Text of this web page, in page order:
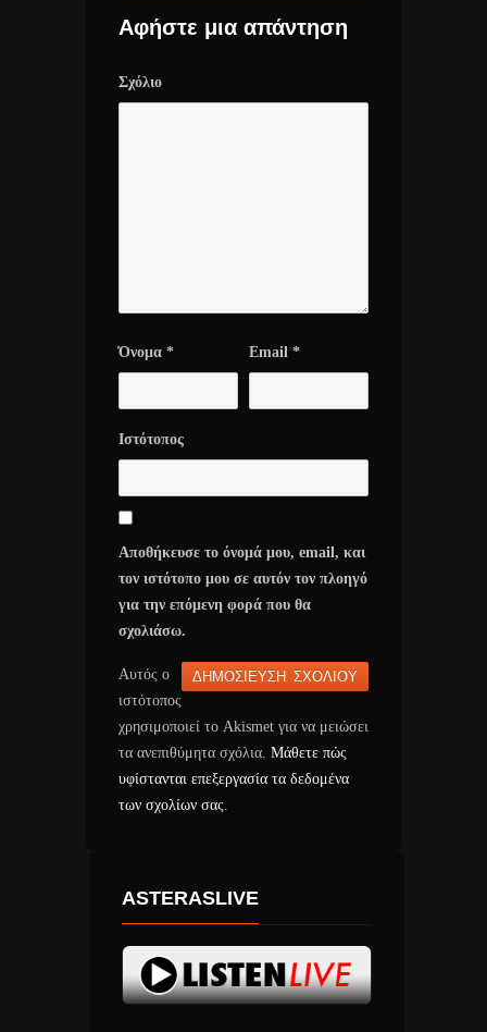
Αφήστε μια απάντηση
Σχόλιο
Όνομα * Email *
Ιστότοπος
Αποθήκευσε το όνομά μου, email, και
τον ιστότοπο μου σε αυτόν τον πλοηγό
για την επόμενη φορά που θα
σχολιάσω.
Αυτός ο
ιστότοπος
χρησιμοποιεί το Akismet για να μειώσει
τα ανεπιθύμητα σχόλια. Μάθετε πώς
υφίστανται επεξεργασία τα δεδομένα
των σχολίων σας
ASTERASLIVE